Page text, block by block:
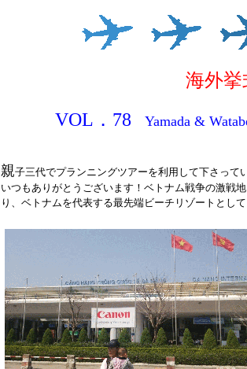
海外挙
VOL．78 Yamada &
親子三代でプランニングツアーを利用して下さっ
いつもありがとうございます！ベトナム戦争の激戦
り、ベトナムを代表する最先端ビーチリゾートとし